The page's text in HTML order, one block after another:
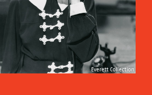
Everett Collection